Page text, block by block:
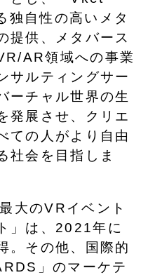
独自性の高いメタ
提供、メタバース
AR領域への事業
サルティングサー
ーチャル世界の生
発展させ、クリエ
ての人がより自由
社会を目指しま
大のVRイベント
」は、2021年に
。その他、国際的
」のマーケテ